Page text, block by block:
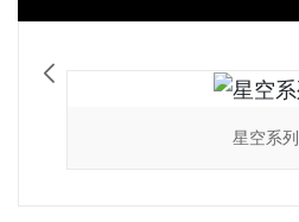
星空系列